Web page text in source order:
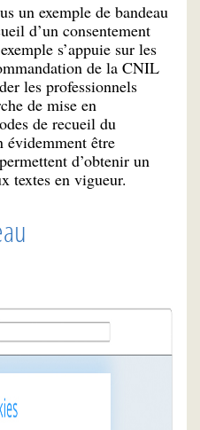
un exemple de bandeau
d’un consentement
s’appuie sur les
de la CNIL
les professionnels
de mise en
de recueil du
évidemment être
d’obtenir un
textes en vigueur.